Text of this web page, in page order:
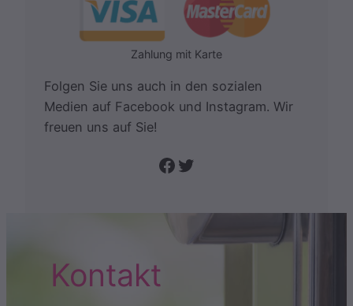
Zahlung mit Karte
Folgen Sie uns auch in den sozialen
Medien auf Facebook und Instagram. Wir
freuen uns auf Sie!
Folge uns auf Facebook Twitter
Kontakt